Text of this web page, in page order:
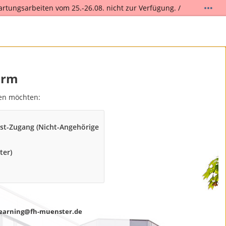
vom 25.-26.08. nicht zur Verfügung. /
möchten:
Zugang (Nicht-Angehörige
muenster.de